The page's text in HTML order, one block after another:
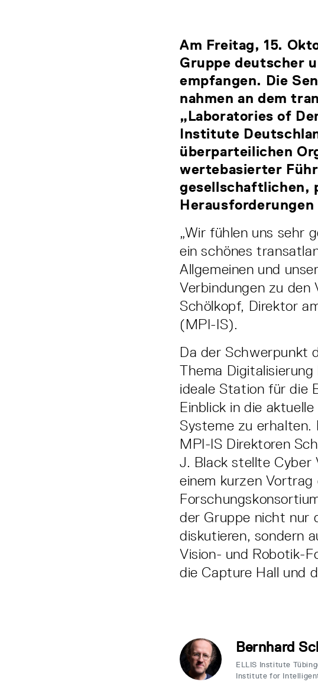
Am Freitag, 15.
Gruppe deutscher
empfangen. Die
nahmen an dem
„Laboratories of
Institute
überparteilichen
wertebasierter
gesellschaftlichen,
„Wir fühlen uns sehr
ein schönes
Allgemeinen und
Verbindungen zu den
Schölkopf, Direktor
(MPI-IS).
Da der Schwerpunkt
Thema
ideale Station für die
Einblick in die
Systeme zu erhalten.
MPI-IS Direktoren
J. Black stellte Cyber
einem kurzen Vortrag
der Gruppe nicht nur
diskutieren, sondern
Vision- und Robotik-
die Capture Hall und
Bernhard
ELLIS Institute
Institute for